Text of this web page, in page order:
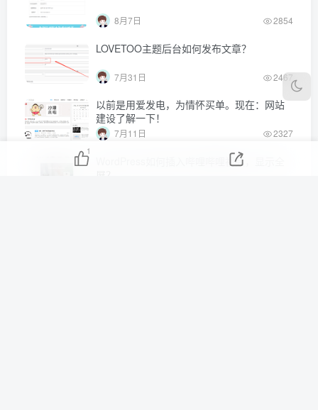
8月7日 2854
LOVETOO主题后台如何发布文章？
7月31日 2467
以前是用爱发电，为情怀买单。现在：网站
建设了解一下！
7月11日 2327
WordPress如何插入哔哩哔哩视频，显示全
1